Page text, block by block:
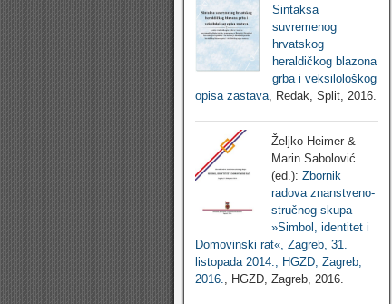
Sintaksa
suvremenog
hrvatskog
heraldičkog blazona
grba i veksilološkog
opisa zastava, Redak, Split, 2016.
Željko Heimer &
Marin Sabolović
(ed.): Zbornik
radova znanstveno-
stručnog skupa
»Simbol, identitet i
Domovinski rat«, Zagreb, 31.
listopada 2014., HGZD, Zagreb,
2016.
, HGZD, Zagreb, 2016.